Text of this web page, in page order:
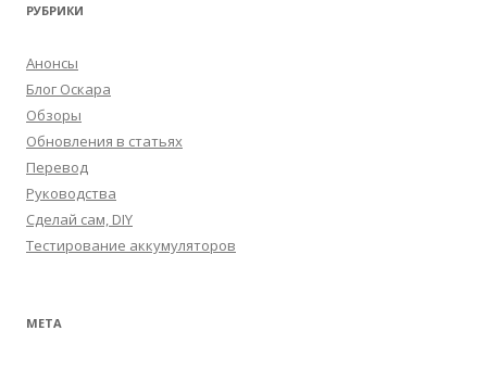
РУБРИКИ
Анонсы
Блог Оскара
Обзоры
Обновления в статьях
Перевод
Руководства
Сделай сам, DIY
Тестирование аккумуляторов
МЕТА